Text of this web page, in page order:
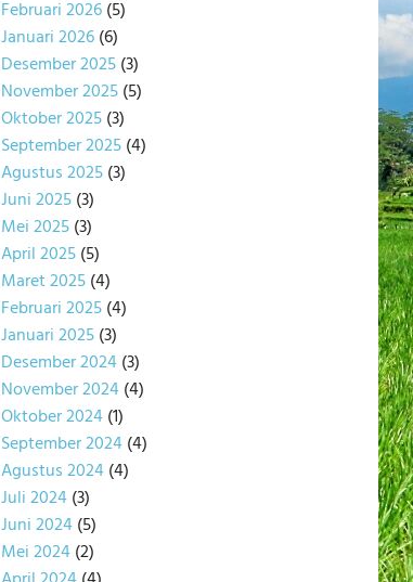
Februari 2026(5)
Januari 2026(6)
Desember 2025(3)
November 2025(5)
Oktober 2025(3)
September 2025(4)
Agustus 2025(3)
Juni 2025(3)
Mei 2025(3)
April 2025(5)
Maret 2025(4)
Februari 2025(4)
Januari 2025(3)
Desember 2024(3)
November 2024(4)
Oktober 2024(1)
September 2024(4)
Agustus 2024(4)
Juli 2024(3)
Juni 2024(5)
Mei 2024(2)